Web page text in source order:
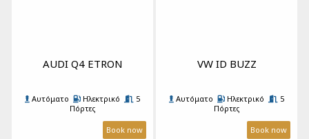
AUDI Q4 ETRON
Αυτόματο Ηλεκτρικό
5
Πόρτες
Book now
VW ID BUZZ
Αυτόματο Ηλεκτρικό
5
Πόρτες
Book now